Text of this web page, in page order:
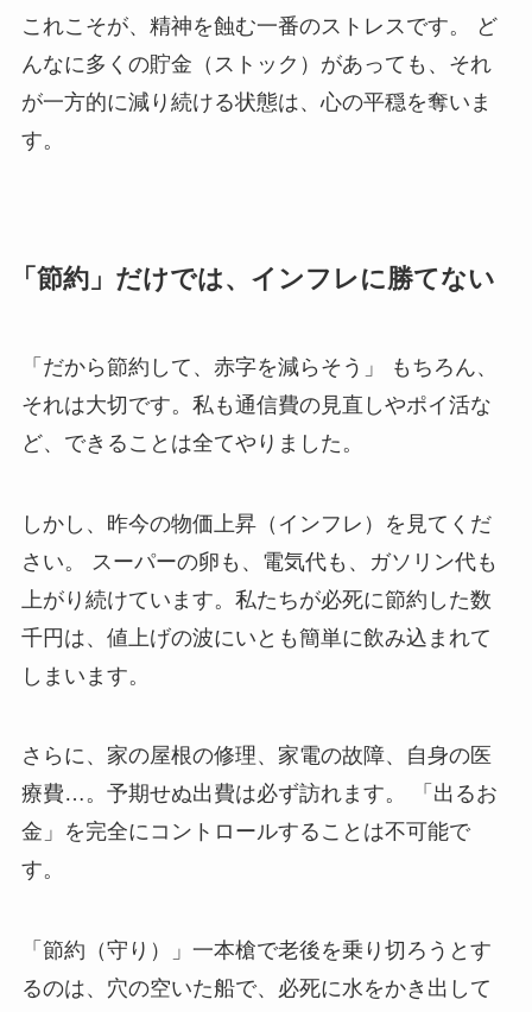
これこそが、精神を蝕む一番のストレスです。 ど
んなに多くの貯金（ストック）があっても、それ
が一方的に減り続ける状態は、心の平穏を奪いま
す。
「節約」だけでは、インフレに勝てない
「だから節約して、赤字を減らそう」 もちろん、
それは大切です。私も通信費の見直しやポイ活な
ど、できることは全てやりました。
しかし、昨今の物価上昇（インフレ）を見てくだ
さい。 スーパーの卵も、電気代も、ガソリン代も
上がり続けています。私たちが必死に節約した数
千円は、値上げの波にいとも簡単に飲み込まれて
しまいます。
さらに、家の屋根の修理、家電の故障、自身の医
療費…。予期せぬ出費は必ず訪れます。 「出るお
金」を完全にコントロールすることは不可能で
す。
「節約（守り）」一本槍で老後を乗り切ろうとす
るのは、穴の空いた船で、必死に水をかき出して